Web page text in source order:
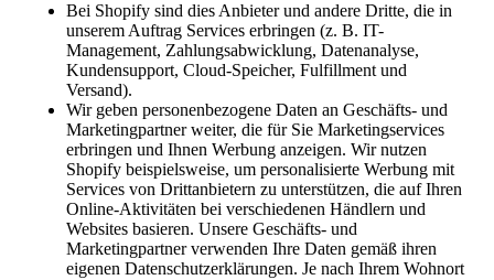
Bei Shopify sind dies Anbieter und andere Dritte, die in
unserem Auftrag Services erbringen (z. B. IT-
Management, Zahlungsabwicklung, Datenanalyse,
Kundensupport, Cloud-Speicher, Fulfillment und
Versand).
Wir geben personenbezogene Daten an Geschäfts- und
Marketingpartner weiter, die für Sie Marketingservices
erbringen und Ihnen Werbung anzeigen. Wir nutzen
Shopify beispielsweise, um personalisierte Werbung mit
Services von Drittanbietern zu unterstützen, die auf Ihren
Online-Aktivitäten bei verschiedenen Händlern und
Websites basieren. Unsere Geschäfts- und
Marketingpartner verwenden Ihre Daten gemäß ihren
eigenen Datenschutzerklärungen. Je nach Ihrem Wohnort